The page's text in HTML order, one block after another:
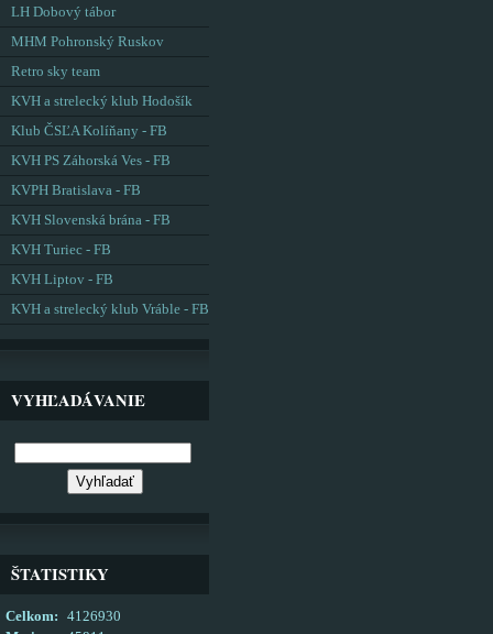
LH Dobový tábor
MHM Pohronský Ruskov
Retro sky team
KVH a strelecký klub Hodošík
Klub ČSĽA Kolíňany - FB
KVH PS Záhorská Ves - FB
KVPH Bratislava - FB
KVH Slovenská brána - FB
KVH Turiec - FB
KVH Liptov - FB
KVH a strelecký klub Vráble - FB
VYHĽADÁVANIE
ŠTATISTIKY
Celkom:
4126930